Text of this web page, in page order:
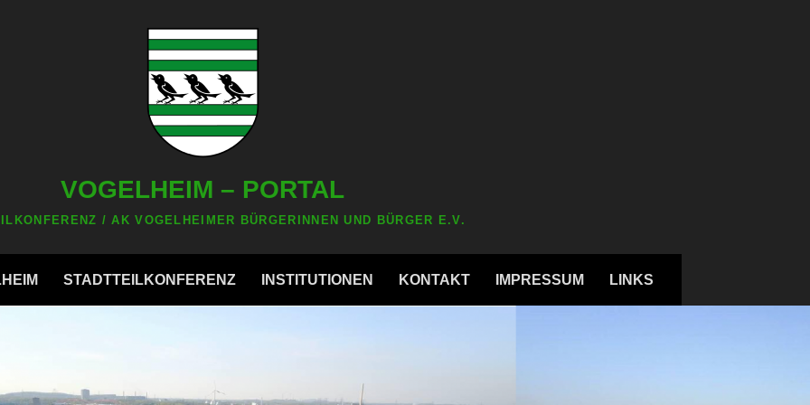
VOGELHEIM – PORTAL
/ AK VOGELHEIMER BÜRGERINNEN UND BÜRGER E.V.
STADTTEILKONFERENZ INSTITUTIONEN KONTAKT IMPRESSUM LINKS